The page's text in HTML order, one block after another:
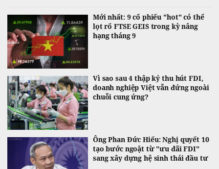
Mới nhất: 9 cổ phiếu "hot" có thể
lọt rổ FTSE GEIS trong kỳ nâng
hạng tháng 9
Vì sao sau 4 thập kỷ thu hút FDI,
doanh nghiệp Việt vẫn đứng ngoài
chuỗi cung ứng?
Ông Phan Đức Hiếu: Nghị quyết 10
tạo bước ngoặt từ "ưu đãi FDI"
sang xây dựng hệ sinh thái đầu tư